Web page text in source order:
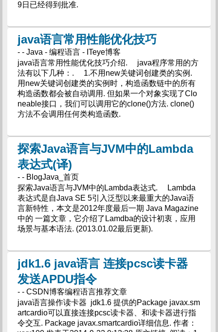
9日已经得到批准.
java语言常用性能优化技巧
- - Java - 编程语言 - ITeye博客
java语言常用性能优化技巧介绍. java程序常用的方
法有以下几种：. 1.不用new关键词创建类的实例.
用new关键词创建类的实例时，构造函数链中的所有
构造函数都会被自动调用. 但如果一个对象实现了Clo
neable接口，我们可以调用它的clone()方法. clone()
方法不会调用任何类构造函数.
探索Java语言与JVM中的Lambda
表达式(译)
- - BlogJava_首页
探索Java语言与JVM中的Lambda表达式. Lambda
表达式是自Java SE 5引入泛型以来最重大的Java语
言新特性，本文是2012年度最后一期 Java Magazine
中的 一篇文章，它介绍了Lamdba的设计初衷，应用
场景与基本语法. (2013.01.02最后更新).
jdk1.6 java语言 连接pcsc读卡器
发送APDU指令
- - CSDN博客编程语言推荐文章
java语言操作读卡器 jdk1.6 提供的Package javax.sm
artcardio可以直接连接pcsc读卡器、和读卡器进行指
令交互. Package javax.smartcardio详细信息. 作者：